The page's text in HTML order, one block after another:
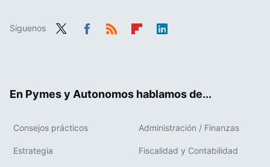
Síguenos
En Pymes y Autonomos hablamos de...
Consejos prácticos Administración / Finanzas
Estrategia Fiscalidad y Contabilidad